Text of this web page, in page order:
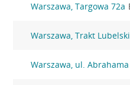
Warszawa, Targowa 72a
Warszawa, Trakt
Warszawa, ul.